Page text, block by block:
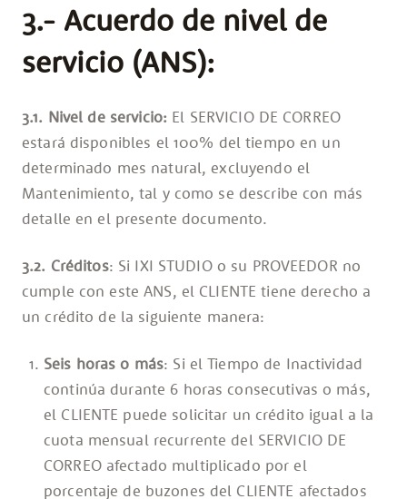
3.- Acuerdo de nivel de
servicio (ANS):
3.1. Nivel de servicio: El SERVICIO DE CORREO
estará disponibles el 100% del tiempo en un
determinado mes natural, excluyendo el
Mantenimiento, tal y como se describe con más
detalle en el presente documento.
3.2. Créditos: Si IXI STUDIO o su PROVEEDOR no
cumple con este ANS, el CLIENTE tiene derecho a
un crédito de la siguiente manera:
Seis horas o más: Si el Tiempo de Inactividad
continúa durante 6 horas consecutivas o más,
el CLIENTE puede solicitar un crédito igual a la
cuota mensual recurrente del SERVICIO DE
CORREO afectado multiplicado por el
porcentaje de buzones del CLIENTE afectados